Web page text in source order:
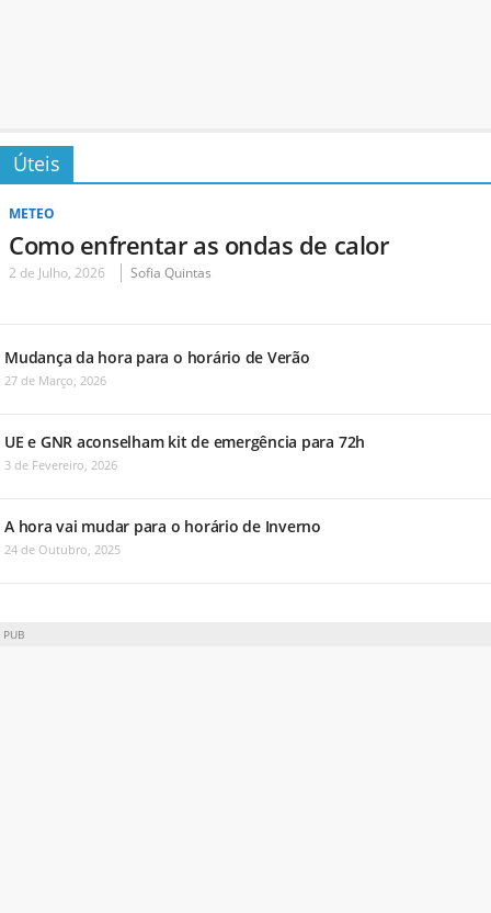
Úteis
METEO
Como enfrentar as ondas de calor
2 de Julho, 2026 Sofia Quintas
Mudança da hora para o horário de Verão
27 de Março, 2026
UE e GNR aconselham kit de emergência para 72h
3 de Fevereiro, 2026
A hora vai mudar para o horário de Inverno
24 de Outubro, 2025
PUB